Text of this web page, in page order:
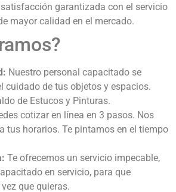
satisfacción garantizada con el servicio
mayor calidad en el mercado.
Nuestro personal capacitado se
cuidado de tus objetos y espacios.
de Estucos y Pinturas.
cotizar en línea en 3 pasos. Nos
tus horarios. Te pintamos en el tiempo
Te ofrecemos un servicio impecable,
en servicio, para que
que quieras.